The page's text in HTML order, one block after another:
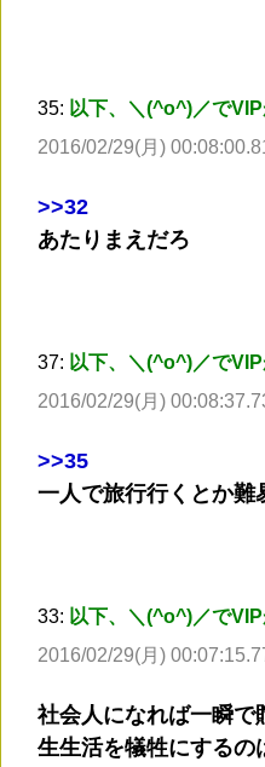
35: 以下、＼(^o^)／で
2016/02/29(月)
>>32
あたりまえだろ
37: 以下、＼(^o^)／で
2016/02/29(月)
>>35
一人で旅行行くとか難
33: 以下、＼(^o^)／で
2016/02/29(月)
社会人になれば一瞬で
生生活を犠牲にするの